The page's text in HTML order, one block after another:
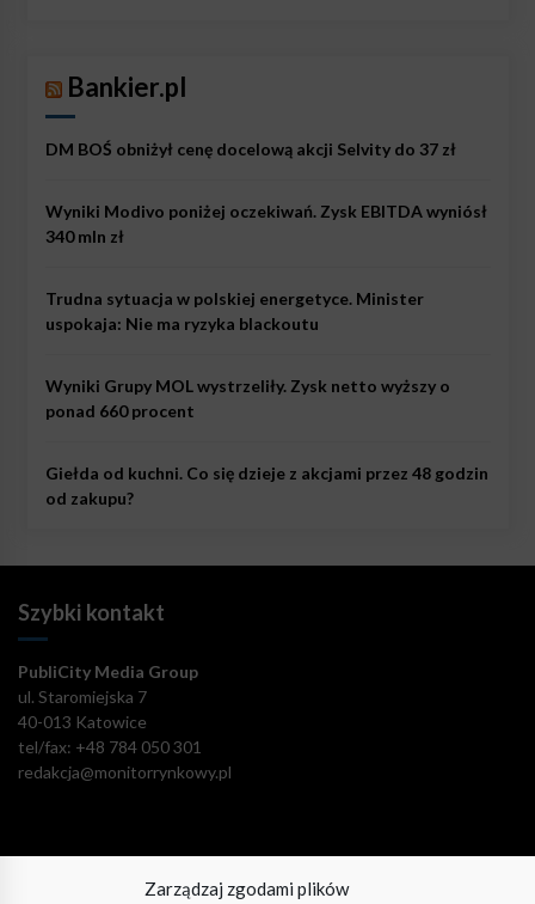
Zarządzaj zgodami plików
Bankier.pl
DM BOŚ obniżył cenę docelową akcji Selvity do 37 zł
Wyniki Modivo poniżej oczekiwań. Zysk EBITDA wyniósł
340 mln zł
Trudna sytuacja w polskiej energetyce. Minister
uspokaja: Nie ma ryzyka blackoutu
Wyniki Grupy MOL wystrzeliły. Zysk netto wyższy o
ponad 660 procent
Giełda od kuchni. Co się dzieje z akcjami przez 48 godzin
od zakupu?
Szybki kontakt
PubliCity Media Group
ul. Staromiejska 7
40-013 Katowice
tel/fax: +48 784 050 301
redakcja@monitorrynkowy.pl
Pozostańmy w kontakcie!